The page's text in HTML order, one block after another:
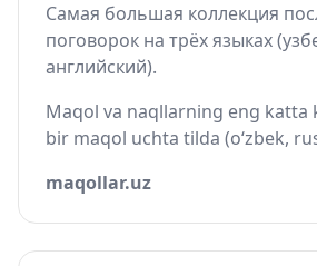
Самая большая коллекция
поговорок на трёх языках
английский).
Maqol va naqllarning eng katta
bir maqol uchta tilda (o‘zbek,
maqollar.uz